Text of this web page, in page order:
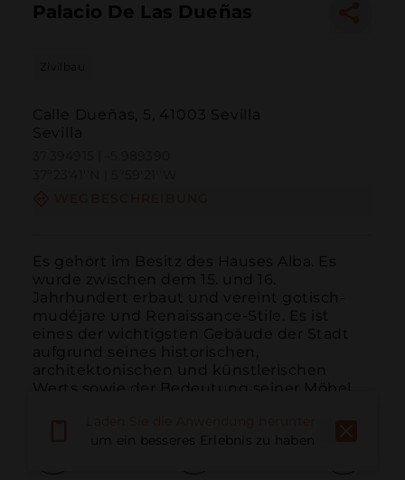
Palacio De Las Dueñas
Zivilbau
Calle Dueñas, 5, 41003 Sevilla
Sevilla
Es gehört im Besitz des Hauses Alba. Es
wurde zwischen dem 15. und 16.
Jahrhundert erbaut und vereint gotisch-
mudéjare und Renaissance-Stile. Es ist
eines der wichtigsten Gebäude der Stadt
aufgrund seines historischen,
architektonischen und künstlerischen
Werts sowie der Bedeutung seiner Möbel.
um ein besseres Erlebnis zu haben